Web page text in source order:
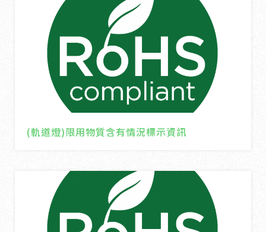
(軌道燈)限用物質含有情況標示資訊